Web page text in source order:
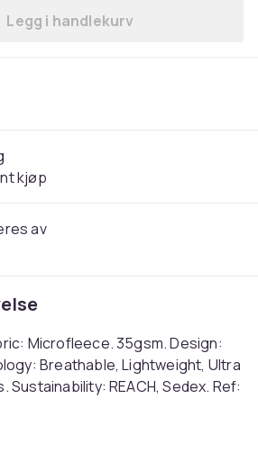
Legg Beechfield Unisex
Legg i handlekurv
kjøp
av
Microfleece. 35gsm. Design:
Breathable, Lightweight, Ultra
Sustainability: REACH, Sedex. Ref: